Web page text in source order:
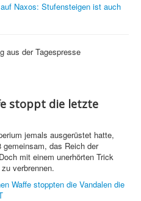
Naxos: Stufensteigen ist auch
aus der Tagespresse
stoppt die letzte
jemals ausgerüstet hatte,
das Reich der
mit einem unerhörten Trick
verbrennen.
Waffe stoppten die Vandalen die